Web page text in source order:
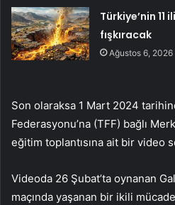
Türkiye’nin 11
fışkıracak
Ağustos 6, 2026
Son olaraksa 1 Mart 2024
Federasyonu’na (TFF) bağlı
eğitim toplantısına ait bir video
Videoda 26 Şubat’ta oynanan
maçında yaşanan bir ikili